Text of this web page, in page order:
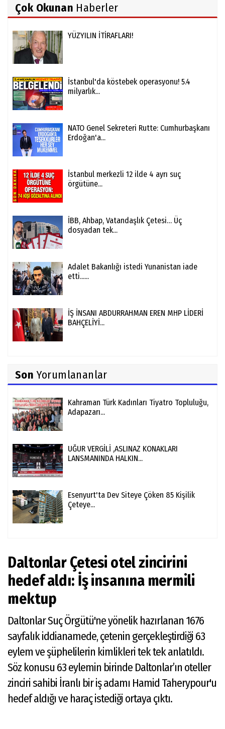
Çok Okunan Haberler
YÜZYILIN İTİRAFLARI!
İstanbul'da köstebek operasyonu! 5.4
milyarlık...
NATO Genel Sekreteri Rutte: Cumhurbaşkanı
Erdoğan'a...
İstanbul merkezli 12 ilde 4 ayrı suç
örgütüne...
İBB, Ahbap, Vatandaşlık Çetesi… Üç
dosyadan tek...
Adalet Bakanlığı istedi Yunanistan iade
etti......
İŞ İNSANI ABDURRAHMAN EREN MHP LİDERİ
BAHÇELİYİ...
Son Yorumlananlar
Kahraman Türk Kadınları Tiyatro Topluluğu,
Adapazarı...
UĞUR VERGİLİ ,ASLINAZ KONAKLARI
LANSMANINDA HALKIN...
Esenyurt'ta Dev Siteye Çöken 85 Kişilik
Çeteye...
Daltonlar Çetesi otel zincirini
hedef aldı: İş insanına mermili
mektup
Daltonlar Suç Örgütü'ne yönelik hazırlanan 1676
sayfalık iddianamede, çetenin gerçekleştirdiği 63
eylem ve şüphelilerin kimlikleri tek tek anlatıldı.
Söz konusu 63 eylemin birinde Daltonlar’ın oteller
zinciri sahibi İranlı bir iş adamı Hamid Taherypour'u
hedef aldığı ve haraç istediği ortaya çıktı.